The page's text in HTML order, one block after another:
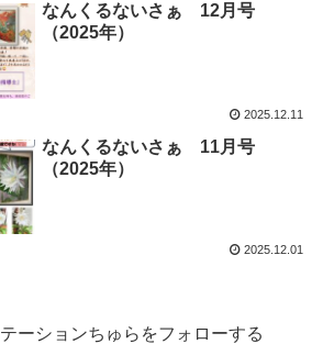
なんくるないさぁ 12月号
（2025年）
2025.12.11
なんくるないさぁ 11月号
（2025年）
2025.12.01
ーションちゅらをフォローする